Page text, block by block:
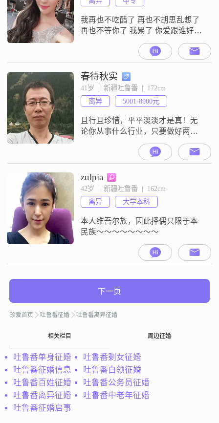
我再也不吃醋了 再也不胡思乱想了
再也不等你了 我累了 你爱跟谁好就
这场感情戏呢我认输了???
春待秋实
41岁  |  新疆吐鲁番  |  172cm
离异
5001-8000元
且行且珍惜，平平淡淡才是真！无
论你从事什么行业，只要做好两件
事就够了：一个是你的专业、一个
是你的人品。专业决定了你的存
在，人品决定了你的人脉；剩下的
就是坚持，用善良、专业和真诚赢
取更多的信任。不忘初心 方得始
终！
zulpia
42岁  |  新疆吐鲁番  |  162cm
离异
大学本科
本人维吾尔族，因此择偶只限于本
民族～～～～～～～～
下一页
珍爱首页 吐鲁番征婚 吐鲁番离异征婚
相关栏目 周边征婚
吐鲁番单身征婚
吐鲁番剩女征婚
吐鲁番征婚信息
吐鲁番白领征婚
吐鲁番百姓征婚
吐鲁番公务员征婚
吐鲁番离异征婚
吐鲁番中老年征婚
吐鲁番征婚启事